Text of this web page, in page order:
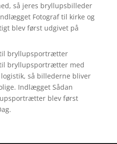
så jeres bryllupsbilleder
Fotograf til kirke og
blev først udgivet på
bryllupsportrætter
bryllupsportrætter med
så billederne bliver
Indlægget Sådan
blev først